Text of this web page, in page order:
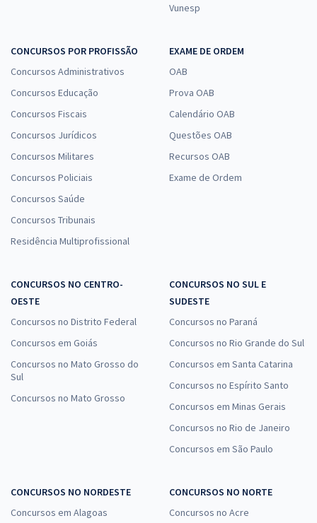
Vunesp
CONCURSOS POR PROFISSÃO
Concursos Administrativos
Concursos Educação
Concursos Fiscais
Concursos Jurídicos
Concursos Militares
Concursos Policiais
Concursos Saúde
Concursos Tribunais
Residência Multiprofissional
EXAME DE ORDEM
OAB
Prova OAB
Calendário OAB
Questões OAB
Recursos OAB
Exame de Ordem
CONCURSOS NO CENTRO-
OESTE
Concursos no Distrito Federal
Concursos em Goiás
Concursos no Mato Grosso do
Sul
Concursos no Mato Grosso
CONCURSOS NO SUL E
SUDESTE
Concursos no Paraná
Concursos no Rio Grande do Sul
Concursos em Santa Catarina
Concursos no Espírito Santo
Concursos em Minas Gerais
Concursos no Rio de Janeiro
Concursos em São Paulo
CONCURSOS NO NORDESTE
Concursos em Alagoas
CONCURSOS NO NORTE
Concursos no Acre